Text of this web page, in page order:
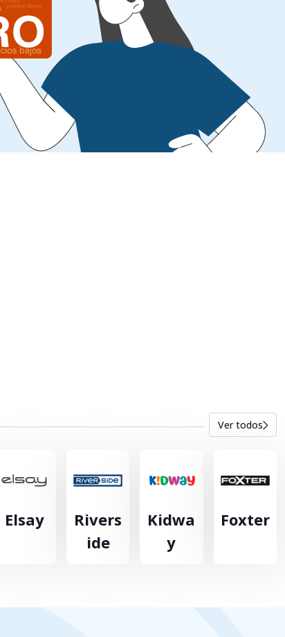
Ver todos
Elsay
Rivers
ide
Kidwa
y
Foxter